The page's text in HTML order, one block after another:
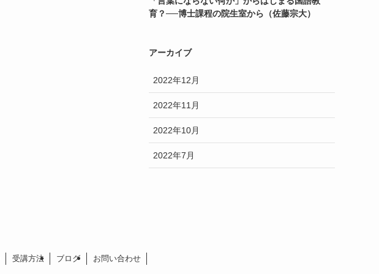
育？──博士課程の院生室から（佐藤宗大）
アーカイブ
2022年12月
2022年11月
2022年10月
2022年7月
受講方法 ブログ お問い合わせ